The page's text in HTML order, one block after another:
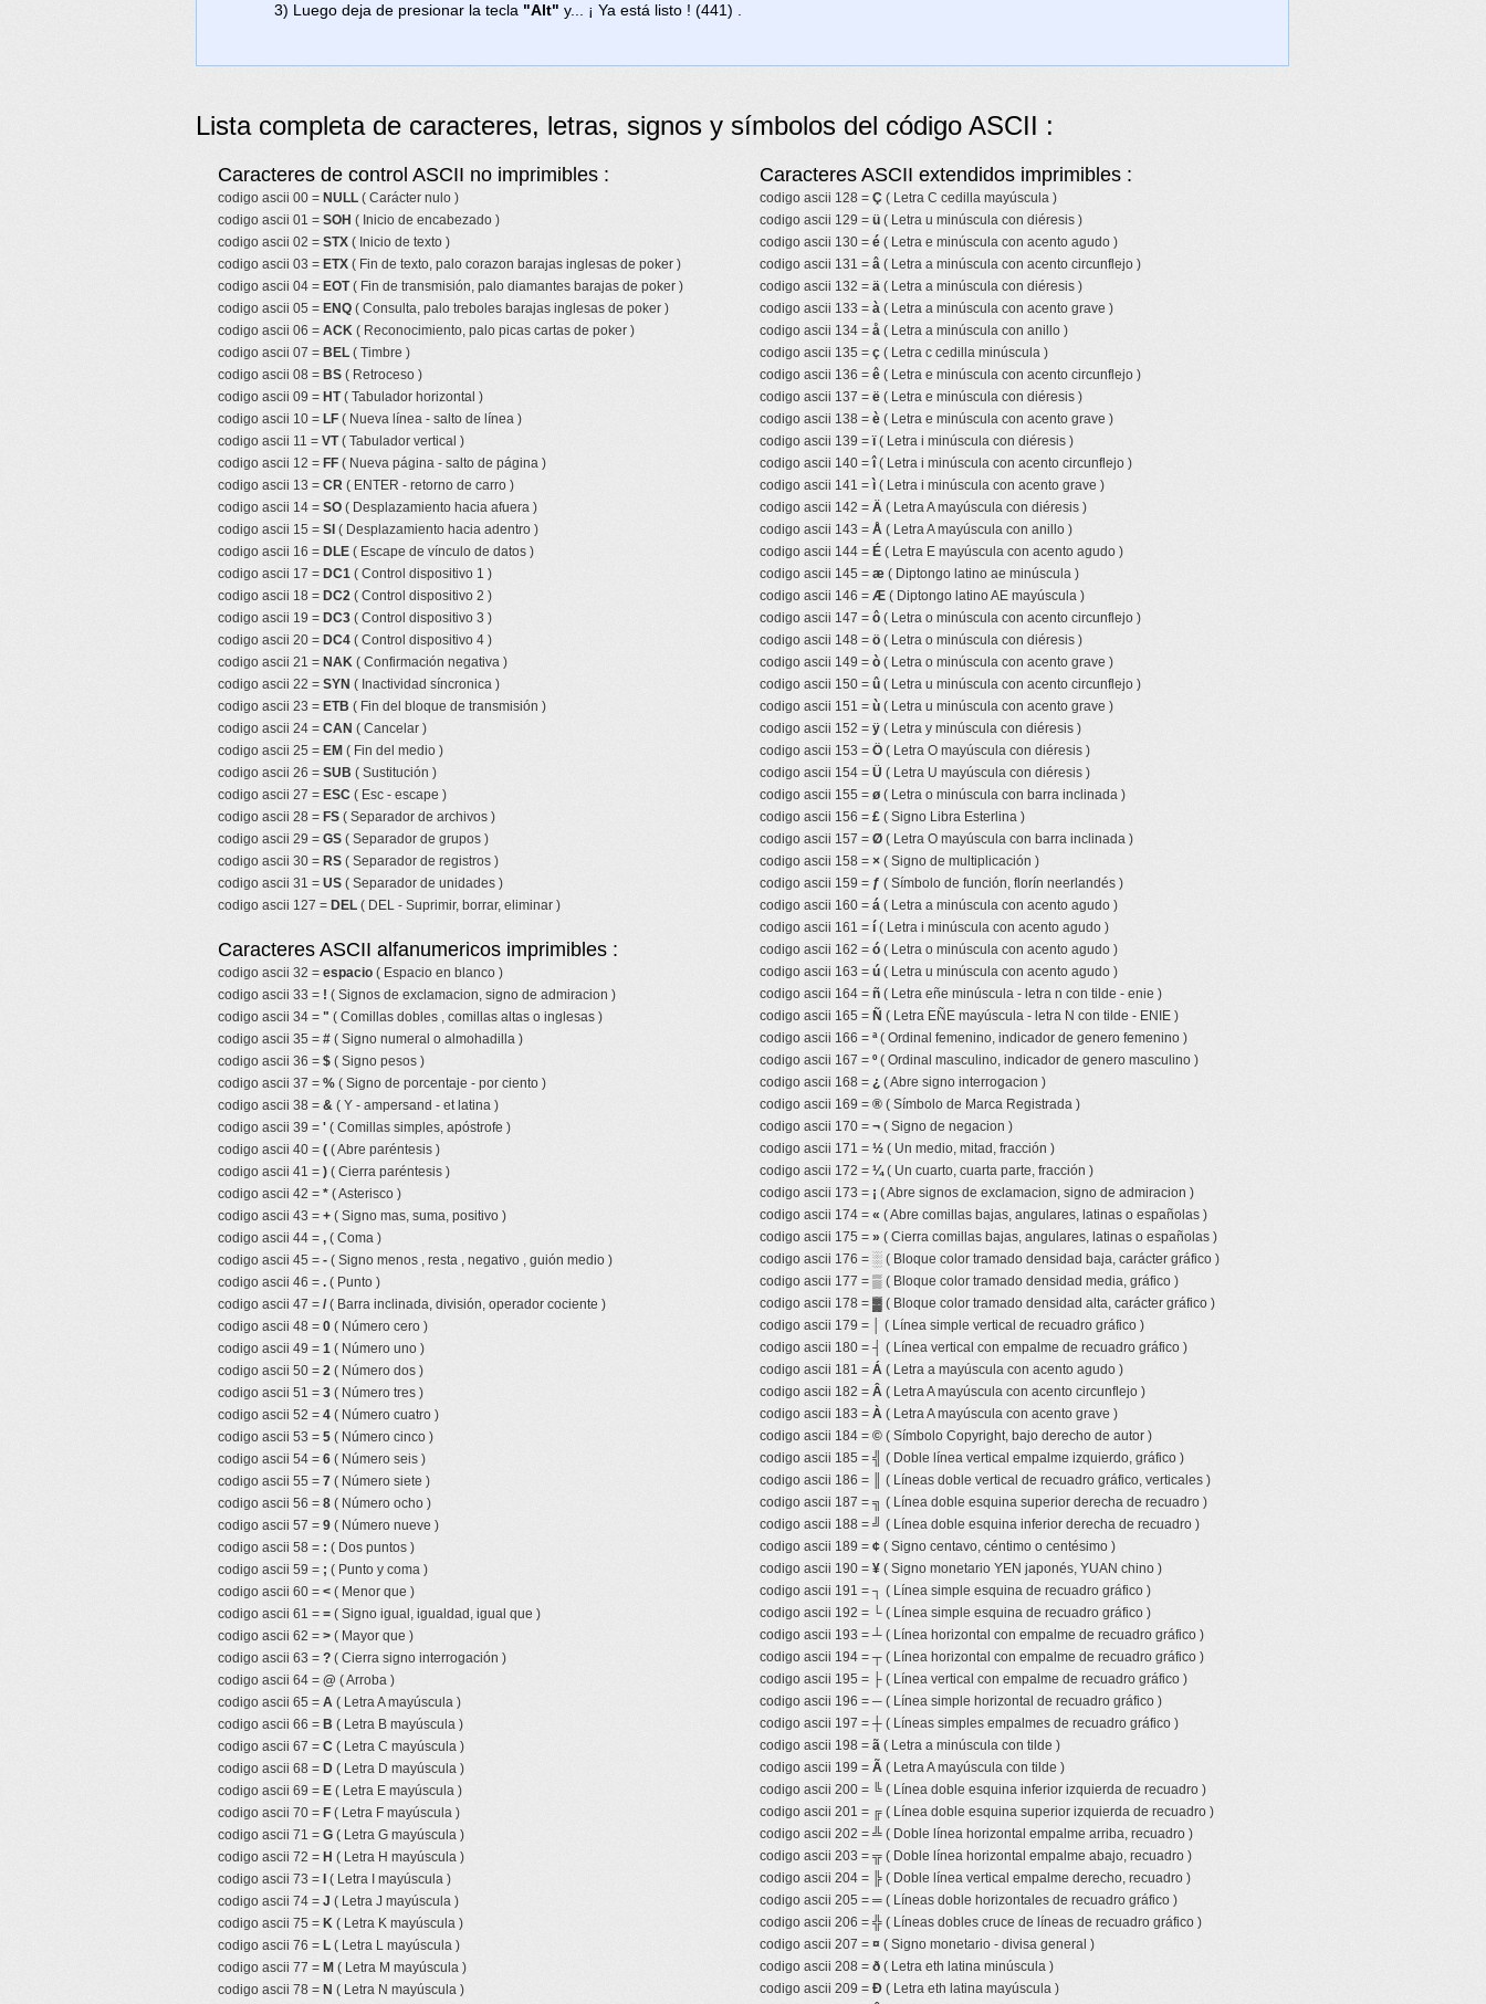
3) Luego deja de presionar la tecla "Alt" y... ¡ Ya está listo ! (441) .
Lista completa de caracteres, letras, signos y símbolos del código ASCII :
Caracteres de control ASCII no imprimibles :
codigo ascii 00 = NULL ( Carácter nulo )
codigo ascii 01 = SOH ( Inicio de encabezado )
codigo ascii 02 = STX ( Inicio de texto )
codigo ascii 03 = ETX ( Fin de texto, palo corazon barajas inglesas de poker )
codigo ascii 04 = EOT( Fin de transmisión, palo diamantes barajas de poker )
codigo ascii 05 = ENQ ( Consulta, palo treboles barajas inglesas de poker )
codigo ascii 06 = ACK ( Reconocimiento, palo picas cartas de poker )
codigo ascii 07 = BEL ( Timbre )
codigo ascii 08 = BS ( Retroceso )
codigo ascii 09 = HT( Tabulador horizontal )
codigo ascii 10 = LF ( Nueva línea - salto de línea )
codigo ascii 11 = VT( Tabulador vertical )
codigo ascii 12 = FF ( Nueva página - salto de página )
codigo ascii 13 = CR ( ENTER - retorno de carro )
codigo ascii 14 = SO ( Desplazamiento hacia afuera )
codigo ascii 15 = SI ( Desplazamiento hacia adentro )
codigo ascii 16 = DLE ( Escape de vínculo de datos )
codigo ascii 17 = DC1 ( Control dispositivo 1 )
codigo ascii 18 = DC2 ( Control dispositivo 2 )
codigo ascii 19 = DC3 ( Control dispositivo 3 )
codigo ascii 20 = DC4 ( Control dispositivo 4 )
codigo ascii 21 = NAK ( Confirmación negativa )
codigo ascii 22 = SYN ( Inactividad síncronica )
codigo ascii 23 = ETB ( Fin del bloque de transmisión )
codigo ascii 24 = CAN ( Cancelar )
codigo ascii 25 = EM ( Fin del medio )
codigo ascii 26 = SUB ( Sustitución )
codigo ascii 27 = ESC ( Esc - escape )
codigo ascii 28 = FS ( Separador de archivos )
codigo ascii 29 = GS ( Separador de grupos )
codigo ascii 30 = RS ( Separador de registros )
codigo ascii 31 = US ( Separador de unidades )
codigo ascii 127 = DEL ( DEL - Suprimir, borrar, eliminar )
Caracteres ASCII alfanumericos imprimibles :
codigo ascii 32 = espacio ( Espacio en blanco )
codigo ascii 33 = ! ( Signos de exclamacion, signo de admiracion )
codigo ascii 34 = " ( Comillas dobles , comillas altas o inglesas )
codigo ascii 35 = # ( Signo numeral o almohadilla )
codigo ascii 36 = $ ( Signo pesos )
codigo ascii 37 = % ( Signo de porcentaje - por ciento )
codigo ascii 38 = & ( Y - ampersand - et latina )
codigo ascii 39 = ' ( Comillas simples, apóstrofe )
codigo ascii 40 = ( ( Abre paréntesis )
codigo ascii 41 = ) ( Cierra paréntesis )
codigo ascii 42 = * ( Asterisco )
codigo ascii 43 = + ( Signo mas, suma, positivo )
codigo ascii 44 = , ( Coma )
codigo ascii 45 = - ( Signo menos , resta , negativo , guión medio )
codigo ascii 46 = . ( Punto )
codigo ascii 47 = /( Barra inclinada, división, operador cociente )
codigo ascii 48 = 0 ( Número cero )
codigo ascii 49 = 1 ( Número uno )
codigo ascii 50 = 2 ( Número dos )
codigo ascii 51 = 3 ( Número tres )
codigo ascii 52 = 4 ( Número cuatro )
codigo ascii 53 = 5 ( Número cinco )
codigo ascii 54 = 6 ( Número seis )
codigo ascii 55 = 7 ( Número siete )
codigo ascii 56 = 8 ( Número ocho )
codigo ascii 57 = 9 ( Número nueve )
codigo ascii 58 = : ( Dos puntos )
codigo ascii 59 = ; ( Punto y coma )
codigo ascii 60 = < ( Menor que )
codigo ascii 61 = = ( Signo igual, igualdad, igual que )
codigo ascii 62 = > ( Mayor que )
codigo ascii 63 = ? ( Cierra signo interrogación )
codigo ascii 64 = @ ( Arroba )
codigo ascii 65 = A ( Letra A mayúscula )
codigo ascii 66 = B ( Letra B mayúscula )
codigo ascii 67 = C ( Letra C mayúscula )
codigo ascii 68 = D ( Letra D mayúscula )
codigo ascii 69 = E ( Letra E mayúscula )
codigo ascii 70 = F ( Letra F mayúscula )
codigo ascii 71 = G ( Letra G mayúscula )
codigo ascii 72 = H ( Letra H mayúscula )
codigo ascii 73 =
( Letra I mayúscula )
codigo ascii 74 = J ( Letra J mayúscula )
codigo ascii 75 = K ( Letra K mayúscula )
codigo ascii 76 = L ( Letra L mayúscula )
codigo ascii 77 = M ( Letra M mayúscula )
codigo ascii 78 = N ( Letra N mayúscula )
Caracteres ASCII extendidos imprimibles :
codigo ascii 128 = Ç ( Letra C cedilla mayúscula )
codigo ascii 129 = ü ( Letra u minúscula con diéresis )
codigo ascii 130 = é ( Letra e minúscula con acento agudo )
codigo ascii 131 = â ( Letra a minúscula con acento circunflejo )
codigo ascii 132 = ä ( Letra a minúscula con diéresis )
codigo ascii 133 = à ( Letra a minúscula con acento grave )
codigo ascii 134 = å ( Letra a minúscula con anillo )
codigo ascii 135 = ç ( Letra c cedilla minúscula )
codigo ascii 136 = ê ( Letra e minúscula con acento circunflejo )
codigo ascii 137 = ë ( Letra e minúscula con diéresis )
codigo ascii 138 = è ( Letra e minúscula con acento grave )
codigo ascii 139 =ï( Letra i minúscula con diéresis )
codigo ascii 140 =î( Letra i minúscula con acento circunflejo )
codigo ascii 141 = ì ( Letra i minúscula con acento grave )
codigo ascii 142 = Ä ( Letra A mayúscula con diéresis )
codigo ascii 143 = Å ( Letra A mayúscula con anillo )
codigo ascii 144 = É ( Letra E mayúscula con acento agudo )
codigo ascii 145 = æ ( Diptongo latino ae minúscula )
codigo ascii 146 = Æ ( Diptongo latino AE mayúscula )
codigo ascii 147 = ô ( Letra o minúscula con acento circunflejo )
codigo ascii 148 = ö ( Letra o minúscula con diéresis )
codigo ascii 149 = ò ( Letra o minúscula con acento grave )
codigo ascii 150 = û ( Letra u minúscula con acento circunflejo )
codigo ascii 151 = ù ( Letra u minúscula con acento grave )
codigo ascii 152 = ÿ ( Letra y minúscula con diéresis )
codigo ascii 153 = Ö ( Letra O mayúscula con diéresis )
codigo ascii 154 = Ü ( Letra U mayúscula con diéresis )
codigo ascii 155 = ø ( Letra o minúscula con barra inclinada )
codigo ascii 156 = £ ( Signo Libra Esterlina )
codigo ascii 157 = Ø ( Letra O mayúscula con barra inclinada )
codigo ascii 158 = × ( Signo de multiplicación )
codigo ascii 159 = ƒ ( Símbolo de función, florín neerlandés )
codigo ascii 160 = á ( Letra a minúscula con acento agudo )
codigo ascii 161 = í ( Letra i minúscula con acento agudo )
codigo ascii 162 = ó ( Letra o minúscula con acento agudo )
codigo ascii 163 = ú ( Letra u minúscula con acento agudo )
codigo ascii 164 = ñ ( Letra eñe minúscula - letra n con tilde - enie )
codigo ascii 165 = Ñ ( Letra EÑE mayúscula - letra N con tilde - ENIE )
codigo ascii 166 = ª( Ordinal femenino, indicador de genero femenino )
codigo ascii 167 = º( Ordinal masculino, indicador de genero masculino )
codigo ascii 168 = ¿ ( Abre signo interrogacion )
codigo ascii 169 = ® ( Símbolo de Marca Registrada )
codigo ascii 170 = ¬ ( Signo de negacion )
codigo ascii 171 = ½ ( Un medio, mitad, fracción )
codigo ascii 172 = ¼( Un cuarto, cuarta parte, fracción )
codigo ascii 173 = ¡ ( Abre signos de exclamacion, signo de admiracion )
codigo ascii 174 = « ( Abre comillas bajas, angulares, latinas o españolas )
codigo ascii 175 = » ( Cierra comillas bajas, angulares, latinas o españolas )
codigo ascii 176 = ░ ( Bloque color tramado densidad baja, carácter gráfico )
codigo ascii 177 = ▒ ( Bloque color tramado densidad media, gráfico )
codigo ascii 178 = ▓ ( Bloque color tramado densidad alta, carácter gráfico )
codigo ascii 179 =
( Línea simple vertical de recuadro gráfico )
codigo ascii 180 = ┤ ( Línea vertical con empalme de recuadro gráfico )
codigo ascii 181 = Á ( Letra a mayúscula con acento agudo )
codigo ascii 182 = Â ( Letra A mayúscula con acento circunflejo )
codigo ascii 183 = À ( Letra A mayúscula con acento grave )
codigo ascii 184 = © ( Símbolo Copyright, bajo derecho de autor )
codigo ascii 185 = ╣ ( Doble línea vertical empalme izquierdo, gráfico )
codigo ascii 186 =
( Líneas doble vertical de recuadro gráfico, verticales )
codigo ascii 187 = ╗ ( Línea doble esquina superior derecha de recuadro )
codigo ascii 188 = ╝ ( Línea doble esquina inferior derecha de recuadro )
codigo ascii 189 = ¢ ( Signo centavo, céntimo o centésimo )
codigo ascii 190 = ¥ ( Signo monetario YEN japonés, YUAN chino )
codigo ascii 191 = ┐ ( Línea simple esquina de recuadro gráfico )
codigo ascii 192 = └ ( Línea simple esquina de recuadro gráfico )
codigo ascii 193 = ┴ ( Línea horizontal con empalme de recuadro gráfico )
codigo ascii 194 = ┬ ( Línea horizontal con empalme de recuadro gráfico )
codigo ascii 195 = ├ ( Línea vertical con empalme de recuadro gráfico )
codigo ascii 196 = ─ ( Línea simple horizontal de recuadro gráfico )
codigo ascii 197 = ┼ ( Líneas simples empalmes de recuadro gráfico )
codigo ascii 198 = ã ( Letra a minúscula con tilde )
codigo ascii 199 = Ã ( Letra A mayúscula con tilde )
codigo ascii 200 = ╚ ( Línea doble esquina inferior izquierda de recuadro )
codigo ascii 201 = ╔ ( Línea doble esquina superior izquierda de recuadro )
codigo ascii 202 = ╩ ( Doble línea horizontal empalme arriba, recuadro )
codigo ascii 203 = ╦ ( Doble línea horizontal empalme abajo, recuadro )
codigo ascii 204 = ╠ ( Doble línea vertical empalme derecho, recuadro )
codigo ascii 205 = ═ ( Líneas doble horizontales de recuadro gráfico )
codigo ascii 206 = ╬ ( Líneas dobles cruce de líneas de recuadro gráfico )
codigo ascii 207 = ¤ ( Signo monetario - divisa general )
codigo ascii 208 = ð ( Letra eth latina minúscula )
codigo ascii 209 = Ð ( Letra eth latina mayúscula )